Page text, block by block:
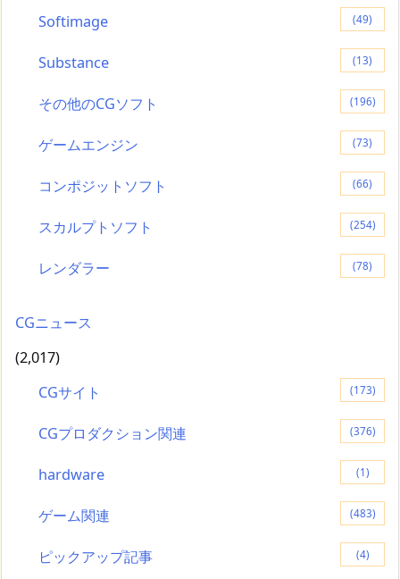
Softimage (49)
Substance (13)
その他のCGソフト (196)
ゲームエンジン (73)
コンポジットソフト (66)
スカルプトソフト (254)
レンダラー (78)
CGニュース
(2,017)
CGサイト
(173)
CGプロダクション関連 (376)
hardware (1)
ゲーム関連 (483)
ピックアップ記事 (4)